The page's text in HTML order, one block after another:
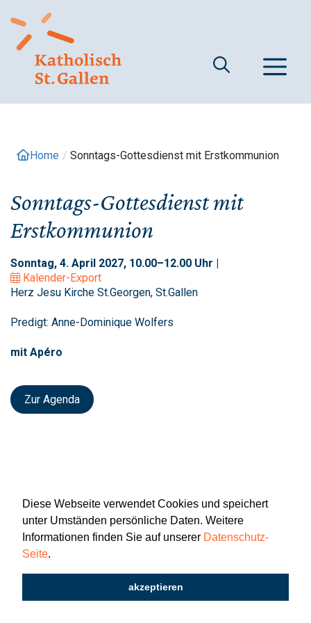
Diese Webseite verwendet Cookies und speichert
unter Umständen persönliche Daten. Weitere
Informationen finden Sie auf unserer Datenschutz-
Seite.
akzeptieren
zum
Inhalt
Home / Sonntags-Gottesdienst mit Erstkommunion
Sonntags-Gottesdienst mit
Erstkommunion
Sonntag, 4. April 2027, 10.00–12.00 Uhr |
Kalender-Export
Herz Jesu Kirche St.Georgen, St.Gallen
Predigt: Anne-Dominique Wolfers
mit Apéro
Zur Agenda
Newsletter Impressum
Datenschutz
2026 © Katholisch St. Gallen